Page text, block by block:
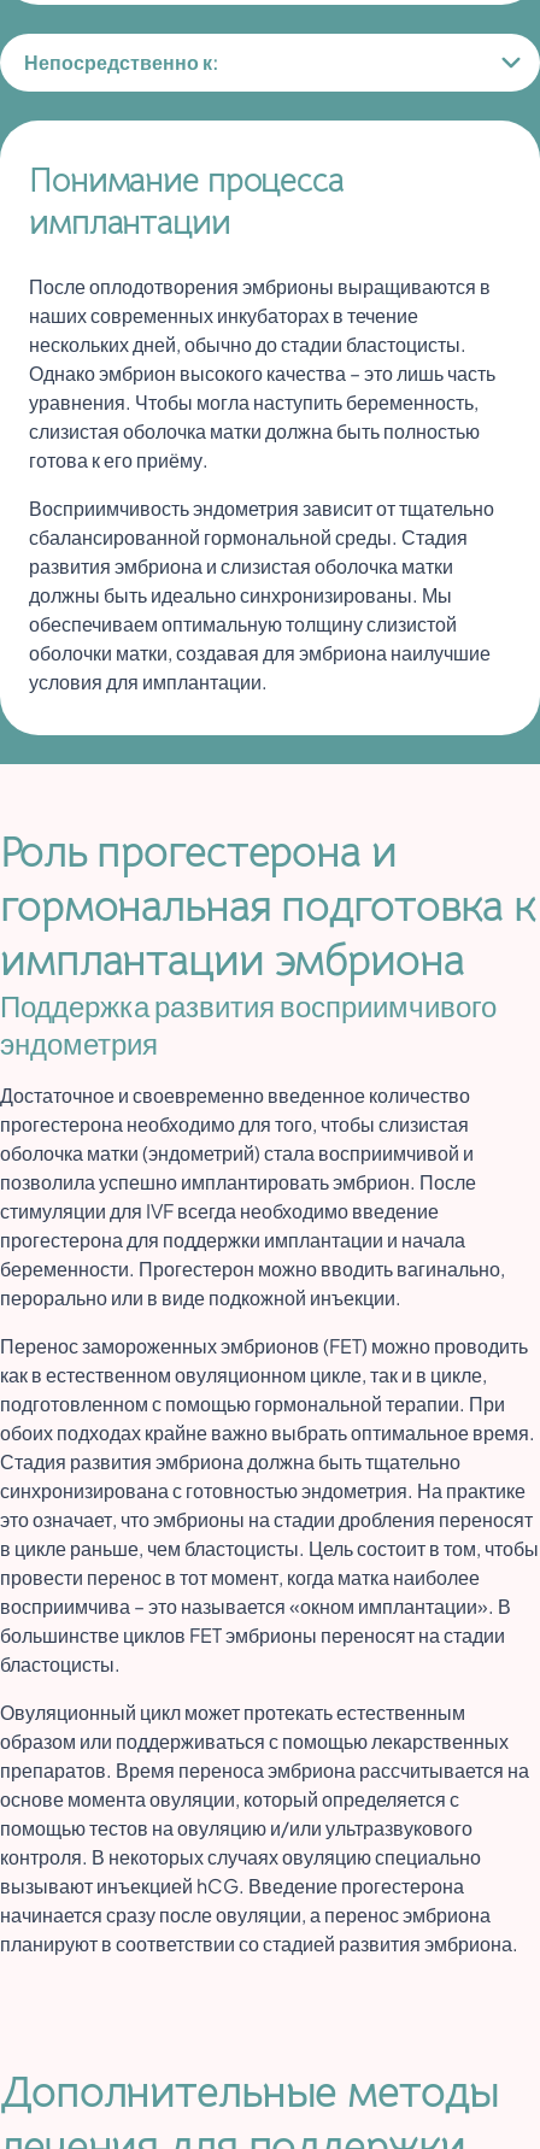
Непосредственно к:
Понимание процесса
имплантации
После оплодотворения эмбрионы выращиваются в
наших современных инкубаторах в течение
нескольких дней, обычно до стадии бластоцисты.
Однако эмбрион высокого качества – это лишь часть
уравнения. Чтобы могла наступить беременность,
слизистая оболочка матки должна быть полностью
готова к его приёму.
Восприимчивость эндометрия зависит от тщательно
сбалансированной гормональной среды. Стадия
развития эмбриона и слизистая оболочка матки
должны быть идеально синхронизированы. Мы
обеспечиваем оптимальную толщину слизистой
оболочки матки, создавая для эмбриона наилучшие
условия для имплантации.
Роль прогестерона и
гормональная подготовка к
имплантации эмбриона
Поддержка развития восприимчивого
эндометрия
Достаточное и своевременно введенное количество
прогестерона необходимо для того, чтобы слизистая
оболочка матки (эндометрий) стала восприимчивой и
позволила успешно имплантировать эмбрион. После
стимуляции для IVF всегда необходимо введение
прогестерона для поддержки имплантации и начала
беременности. Прогестерон можно вводить вагинально,
перорально или в виде подкожной инъекции.
Перенос замороженных эмбрионов (FET) можно проводить
как в естественном овуляционном цикле, так и в цикле,
подготовленном с помощью гормональной терапии. При
обоих подходах крайне важно выбрать оптимальное время.
Стадия развития эмбриона должна быть тщательно
синхронизирована с готовностью эндометрия. На практике
это означает, что эмбрионы на стадии дробления переносят
в цикле раньше, чем бластоцисты. Цель состоит в том, чтобы
провести перенос в тот момент, когда матка наиболее
восприимчива – это называется «окном имплантации». В
большинстве циклов FET эмбрионы переносят на стадии
бластоцисты.
Овуляционный цикл может протекать естественным
образом или поддерживаться с помощью лекарственных
препаратов. Время переноса эмбриона рассчитывается на
основе момента овуляции, который определяется с
помощью тестов на овуляцию и/или ультразвукового
контроля. В некоторых случаях овуляцию специально
вызывают инъекцией hCG. Введение прогестерона
начинается сразу после овуляции, а перенос эмбриона
планируют в соответствии со стадией развития эмбриона.
Дополнительные методы